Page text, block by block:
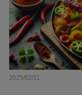
2025/02/11